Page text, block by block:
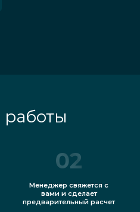
02
Менеджер свяжется с
вами и сделает
предварительный расчет